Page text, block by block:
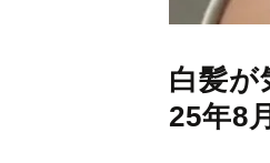
白髪
25年8